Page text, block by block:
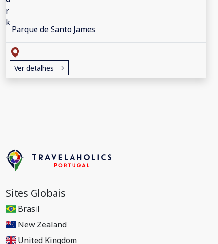
Parque de Santo James
Ver detalhes
Sites Globais
Brasil
New Zealand
United Kingdom